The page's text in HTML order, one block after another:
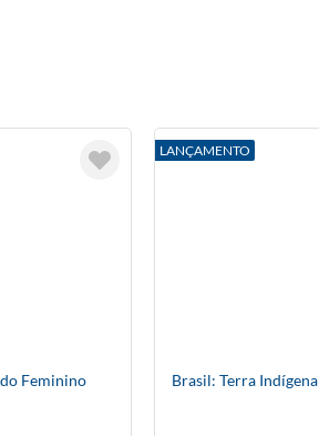
Feminino
LANÇAMENTO
Brasil: Terra Indígena